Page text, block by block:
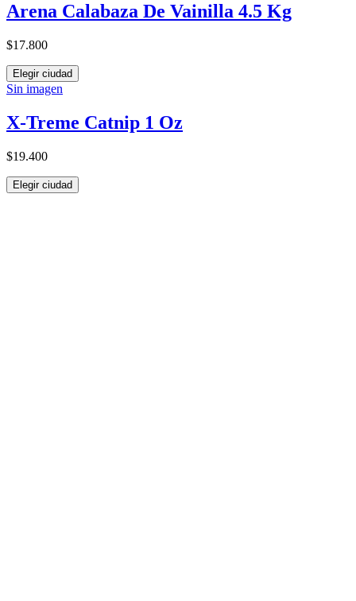
Arena Calabaza De Vainilla 4.5 Kg
$17.800
Elegir ciudad
Sin imagen
X-Treme Catnip 1 Oz
$19.400
Elegir ciudad